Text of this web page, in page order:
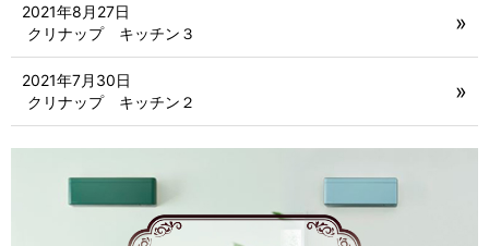
クリナップ キッチン３
2021年8月27日
クリナップ キッチン２
2021年7月30日